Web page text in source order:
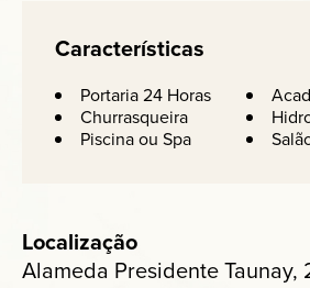
Características
Portaria 24 Horas
Churrasqueira
Piscina ou Spa
Localização
Alameda Presidente Taunay,